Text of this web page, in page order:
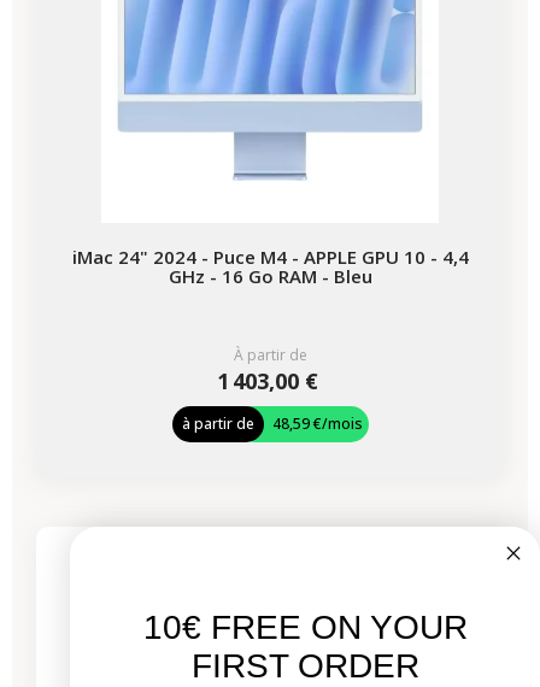
iMac 24" 2024 - Puce M4 - APPLE GPU 10 - 4,4
GHz - 16 Go RAM - Bleu
À partir de
1 403,00 €
à partir de 48,59 €/mois
10€ FREE ON YOUR
FIRST ORDER